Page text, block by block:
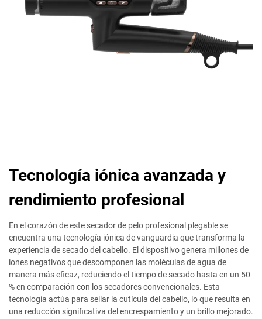
Tecnología iónica avanzada y
rendimiento profesional
En el corazón de este secador de pelo profesional plegable se
encuentra una tecnología iónica de vanguardia que transforma la
experiencia de secado del cabello. El dispositivo genera millones de
iones negativos que descomponen las moléculas de agua de
manera más eficaz, reduciendo el tiempo de secado hasta en un 50
% en comparación con los secadores convencionales. Esta
tecnología actúa para sellar la cutícula del cabello, lo que resulta en
una reducción significativa del encrespamiento y un brillo mejorado.